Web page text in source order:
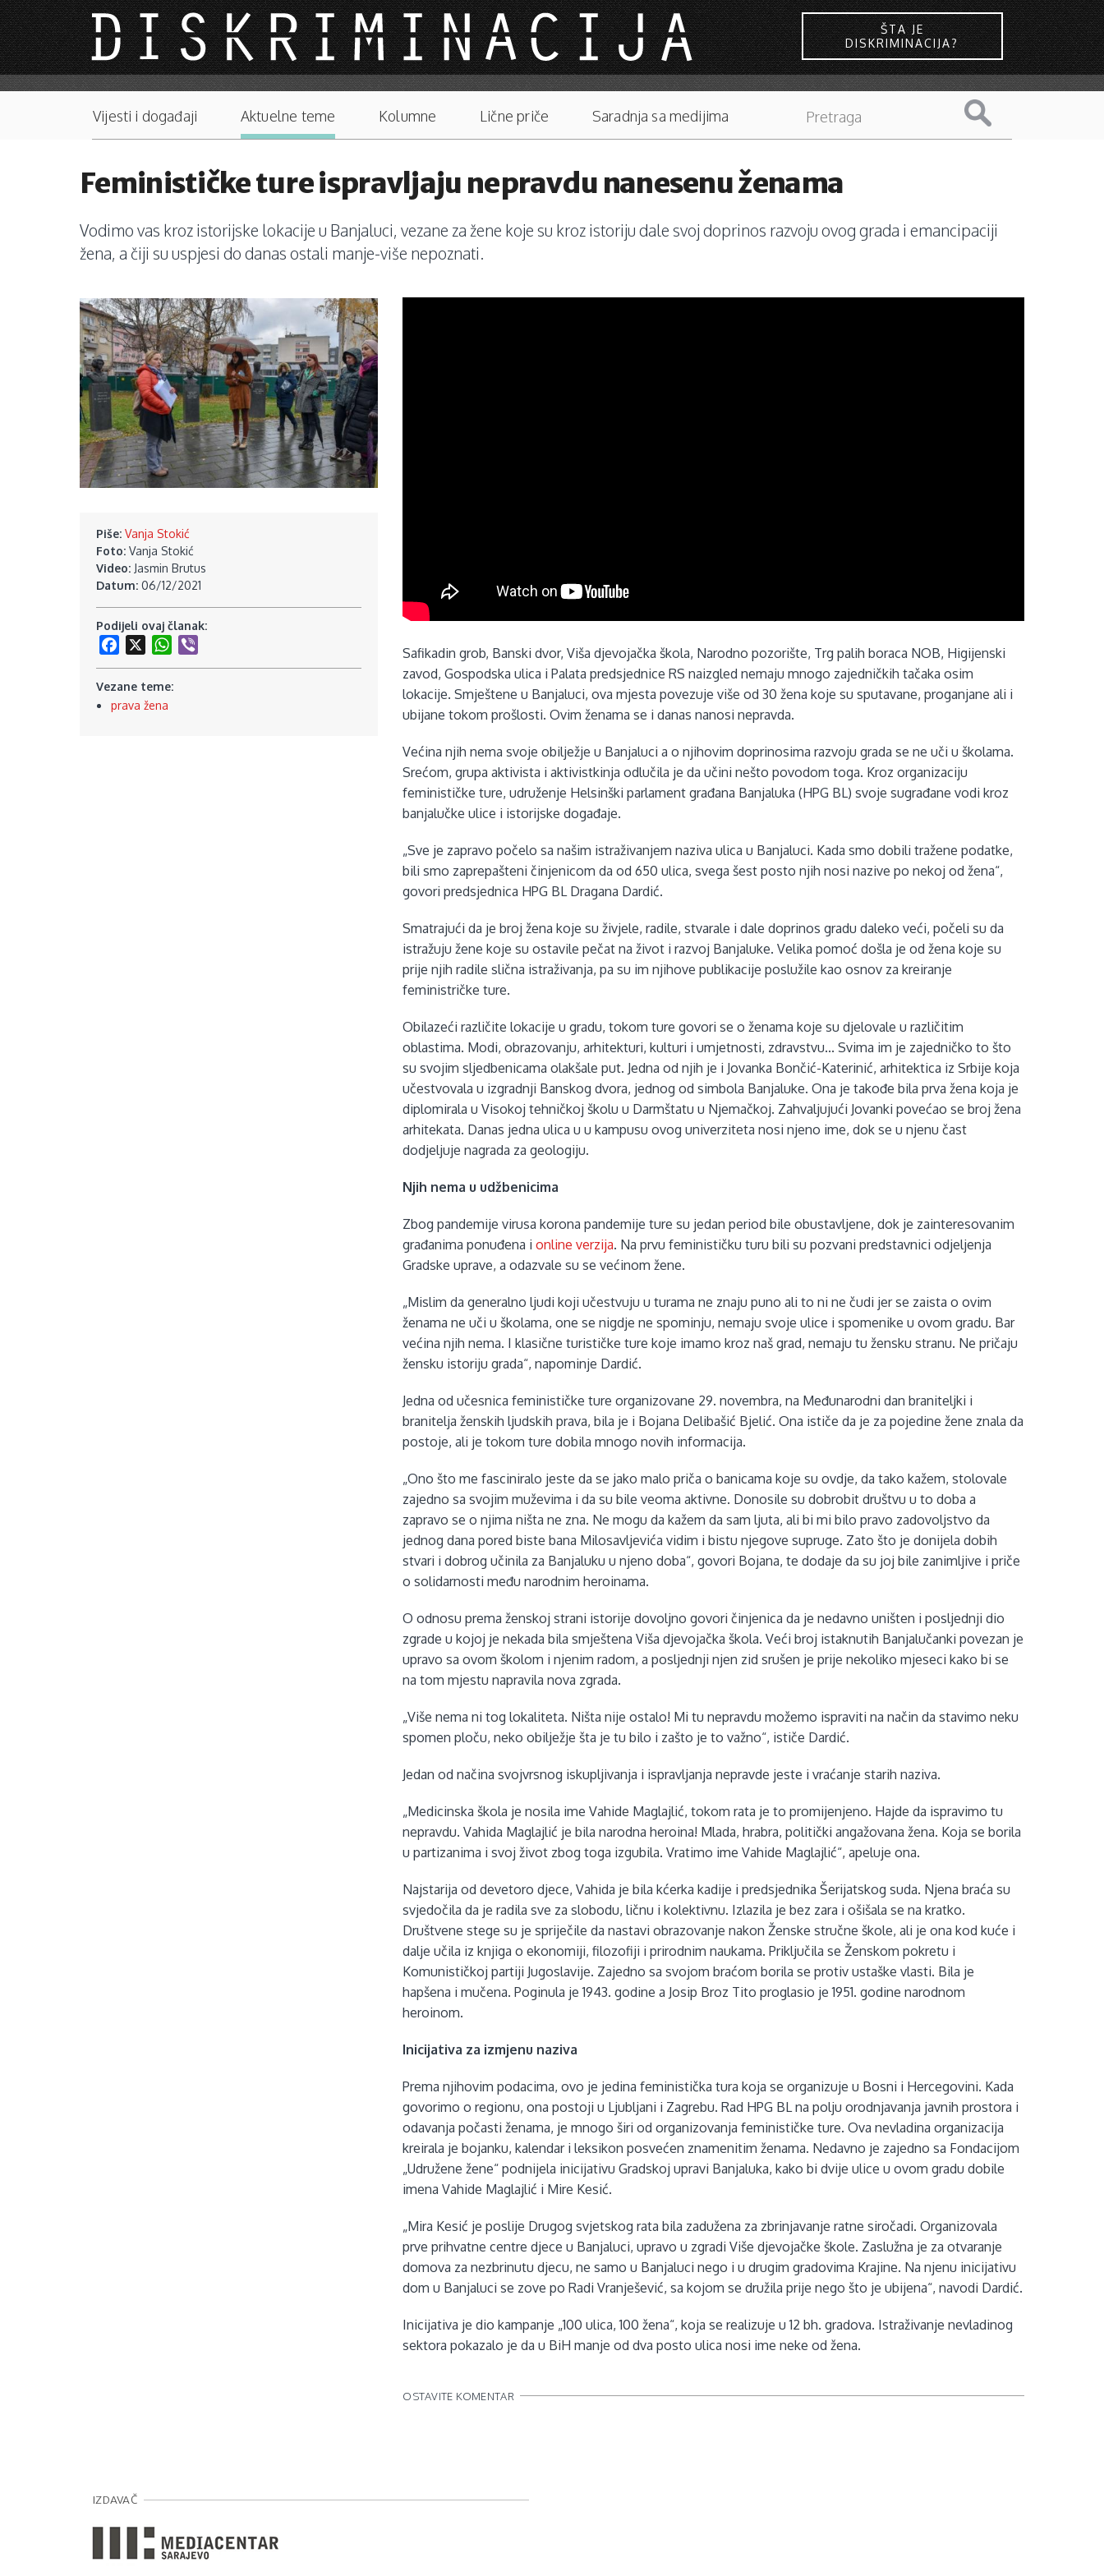
Skip to main content
ŠTA JE
DISKRIMINACIJA?
Main menu
Vijesti i događaji Aktuelne teme Kolumne Lične priče Saradnja sa medijima
Feminističke ture ispravljaju nepravdu nanesenu ženama
Vodimo vas kroz istorijske lokacije u Banjaluci, vezane za žene koje su kroz istoriju dale svoj doprinos razvoju ovog grada i emancipaciji
žena, a čiji su uspjesi do danas ostali manje-više nepoznati.
Piše: Vanja Stokić
Foto: Vanja Stokić
Video: Jasmin Brutus
Datum: 06/12/2021
Podijeli ovaj članak:
Facebook
WhatsApp
Vezane teme:
prava žena
Safikadin grob, Banski dvor, Viša djevojačka škola, Narodno pozorište, Trg palih boraca NOB, Higijenski
zavod, Gospodska ulica i Palata predsjednice RS naizgled nemaju mnogo zajedničkih tačaka osim
lokacije. Smještene u Banjaluci, ova mjesta povezuje više od 30 žena koje su sputavane, proganjane ali i
ubijane tokom prošlosti. Ovim ženama se i danas nanosi nepravda.
Većina njih nema svoje obilježje u Banjaluci a o njihovim doprinosima razvoju grada se ne uči u školama.
Srećom, grupa aktivista i aktivistkinja odlučila je da učini nešto povodom toga. Kroz organizaciju
feminističke ture, udruženje Helsinški parlament građana Banjaluka (HPG BL) svoje sugrađane vodi kroz
banjalučke ulice i istorijske događaje.
„Sve je zapravo počelo sa našim istraživanjem naziva ulica u Banjaluci. Kada smo dobili tražene podatke,
bili smo zaprepašteni činjenicom da od 650 ulica, svega šest posto njih nosi nazive po nekoj od žena“,
govori predsjednica HPG BL Dragana Dardić.
Smatrajući da je broj žena koje su živjele, radile, stvarale i dale doprinos gradu daleko veći, počeli su da
istražuju žene koje su ostavile pečat na život i razvoj Banjaluke. Velika pomoć došla je od žena koje su
prije njih radile slična istraživanja, pa su im njihove publikacije poslužile kao osnov za kreiranje
feministričke ture.
Obilazeći različite lokacije u gradu, tokom ture govori se o ženama koje su djelovale u različitim
oblastima. Modi, obrazovanju, arhitekturi, kulturi i umjetnosti, zdravstvu... Svima im je zajedničko to što
su svojim sljedbenicama olakšale put. Jedna od njih je i Jovanka Bončić-Katerinić, arhitektica iz Srbije koja
učestvovala u izgradnji Banskog dvora, jednog od simbola Banjaluke. Ona je takođe bila prva žena koja je
diplomirala u Visokoj tehničkoj školu u Darmštatu u Njemačkoj. Zahvaljujući Jovanki povećao se broj žena
arhitekata. Danas jedna ulica u u kampusu ovog univerziteta nosi njeno ime, dok se u njenu čast
dodjeljuje nagrada za geologiju.
Njih nema u udžbenicima
Zbog pandemije virusa korona pandemije ture su jedan period bile obustavljene, dok je zainteresovanim
građanima ponuđena ionline verzija. Na prvu feminističku turu bili su pozvani predstavnici odjeljenja
Gradske uprave, a odazvale su se većinom žene.
„Mislim da generalno ljudi koji učestvuju u turama ne znaju puno ali to ni ne čudi jer se zaista o ovim
ženama ne uči u školama, one se nigdje ne spominju, nemaju svoje ulice i spomenike u ovom gradu. Bar
većina njih nema. I klasične turističke ture koje imamo kroz naš grad, nemaju tu žensku stranu. Ne pričaju
žensku istoriju grada“, napominje Dardić.
Jedna od učesnica feminističke ture organizovane 29. novembra, na Međunarodni dan braniteljki i
branitelja ženskih ljudskih prava, bila je i Bojana Delibašić Bjelić. Ona ističe da je za pojedine žene znala da
postoje, ali je tokom ture dobila mnogo novih informacija.
„Ono što me fasciniralo jeste da se jako malo priča o banicama koje su ovdje, da tako kažem, stolovale
zajedno sa svojim muževima i da su bile veoma aktivne. Donosile su dobrobit društvu u to doba a
zapravo se o njima ništa ne zna. Ne mogu da kažem da sam ljuta, ali bi mi bilo pravo zadovoljstvo da
jednog dana pored biste bana Milosavljevića vidim i bistu njegove supruge. Zato što je donijela dobih
stvari i dobrog učinila za Banjaluku u njeno doba“, govori Bojana, te dodaje da su joj bile zanimljive i priče
o solidarnosti među narodnim heroinama.
O odnosu prema ženskoj strani istorije dovoljno govori činjenica da je nedavno uništen i posljednji dio
zgrade u kojoj je nekada bila smještena Viša djevojačka škola. Veći broj istaknutih Banjalučanki povezan je
upravo sa ovom školom i njenim radom, a posljednji njen zid srušen je prije nekoliko mjeseci kako bi se
na tom mjestu napravila nova zgrada.
„Više nema ni tog lokaliteta. Ništa nije ostalo! Mi tu nepravdu možemo ispraviti na način da stavimo neku
spomen ploču, neko obilježje šta je tu bilo i zašto je to važno“, ističe Dardić.
Jedan od načina svojvrsnog iskupljivanja i ispravljanja nepravde jeste i vraćanje starih naziva.
„Medicinska škola je nosila ime Vahide Maglajlić, tokom rata je to promijenjeno. Hajde da ispravimo tu
nepravdu. Vahida Maglajlić je bila narodna heroina! Mlada, hrabra, politički angažovana žena. Koja se borila
u partizanima i svoj život zbog toga izgubila. Vratimo ime Vahide Maglajlić“, apeluje ona.
Najstarija od devetoro djece, Vahida je bila kćerka kadije i predsjednika Šerijatskog suda. Njena braća su
svjedočila da je radila sve za slobodu, ličnu i kolektivnu. Izlazila je bez zara i ošišala se na kratko.
Društvene stege su je spriječile da nastavi obrazovanje nakon Ženske stručne škole, ali je ona kod kuće i
dalje učila iz knjiga o ekonomiji, filozofiji i prirodnim naukama. Priključila se Ženskom pokretu i
Komunističkoj partiji Jugoslavije. Zajedno sa svojom braćom borila se protiv ustaške vlasti. Bila je
hapšena i mučena. Poginula je 1943. godine a Josip Broz Tito proglasio je 1951. godine narodnom
heroinom.
Inicijativa za izmjenu naziva
Prema njihovim podacima, ovo je jedina feministička tura koja se organizuje u Bosni i Hercegovini. Kada
govorimo o regionu, ona postoji u Ljubljani i Zagrebu. Rad HPG BL na polju orodnjavanja javnih prostora i
odavanja počasti ženama, je mnogo širi od organizovanja feminističke ture. Ova nevladina organizacija
kreirala je bojanku, kalendar i leksikon posvećen znamenitim ženama. Nedavno je zajedno sa Fondacijom
„Udružene žene“ podnijela inicijativu Gradskoj upravi Banjaluka, kako bi dvije ulice u ovom gradu dobile
imena Vahide Maglajlić i Mire Kesić.
„Mira Kesić je poslije Drugog svjetskog rata bila zadužena za zbrinjavanje ratne siročadi. Organizovala
prve prihvatne centre djece u Banjaluci, upravo u zgradi Više djevojačke škole. Zaslužna je za otvaranje
domova za nezbrinutu djecu, ne samo u Banjaluci nego i u drugim gradovima Krajine. Na njenu inicijativu
dom u Banjaluci se zove po Radi Vranješević, sa kojom se družila prije nego što je ubijena“, navodi Dardić.
Inicijativa je dio kampanje „100 ulica, 100 žena“, koja se realizuje u 12 bh. gradova. Istraživanje nevladinog
sektora pokazalo je da u BiH manje od dva posto ulica nosi ime neke od žena.
OSTAVITE KOMENTAR
IZDAVAČ